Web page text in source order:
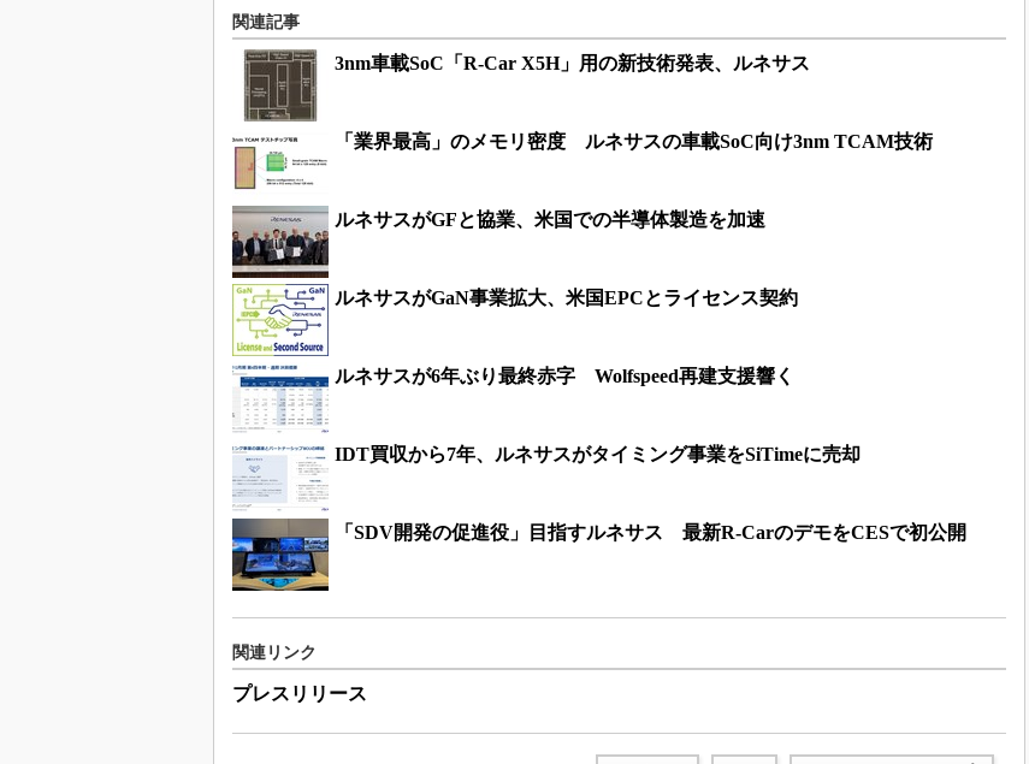
関連記事
3nm車載SoC「R-Car X5H」用の新技術発表、ルネサス
「業界最高」のメモリ密度 ルネサスの車載SoC向け3nm TCAM技術
ルネサスがGFと協業、米国での半導体製造を加速
ルネサスがGaN事業拡大、米国EPCとライセンス契約
ルネサスが6年ぶり最終赤字 Wolfspeed再建支援響く
IDT買収から7年、ルネサスがタイミング事業をSiTimeに売却
「SDV開発の促進役」目指すルネサス 最新R-CarのデモをCESで初公開
関連リンク
プレスリリース